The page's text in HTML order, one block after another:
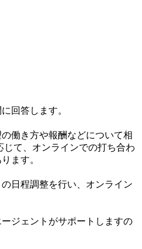
回答します。
働き方や報酬などについて相
じて、オンラインでの打ち合わ
ます。
日程調整を行い、オンライン
ジェントがサポートしますの